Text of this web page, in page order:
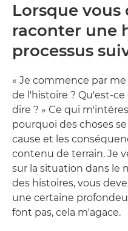
Lorsque vous
raconter une
processus
« Je commence par
de l'histoire ? Qu'est-
dire ? » Ce qui
pourquoi des choses
cause et les
contenu de terrain. Je
sur la situation dans le
des histoires, vous
une certaine
font pas, cela m'agace.